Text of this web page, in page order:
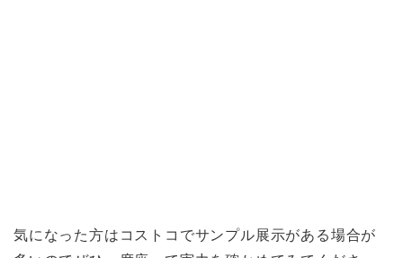
気になった方はコストコでサンプル展示がある場合が